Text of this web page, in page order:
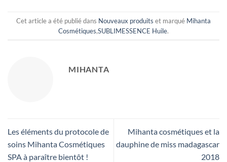
Cet article a été publié dans Nouveaux produits et marqué Mihanta
Cosmétiques,SUBLIMESSENCE Huile.
MIHANTA
Les éléments du protocole de
soins Mihanta Cosmétiques
SPA à paraître bientôt !
Mihanta cosmétiques et la
dauphine de miss madagascar
2018